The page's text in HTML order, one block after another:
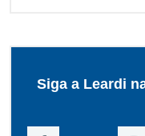
Siga a Leardi